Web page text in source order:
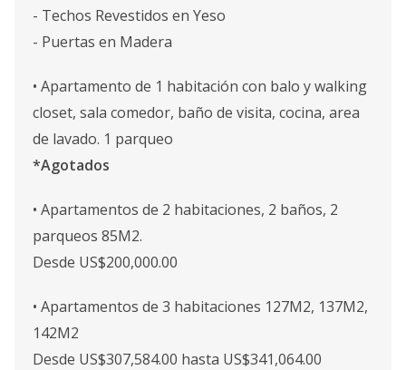
- Techos Revestidos en Yeso
- Puertas en Madera
• Apartamento de 1 habitación con balo y walking
closet, sala comedor, baño de visita, cocina, area
de lavado. 1 parqueo
*Agotados
• Apartamentos de 2 habitaciones, 2 baños, 2
parqueos 85M2.
Desde US$200,000.00
• Apartamentos de 3 habitaciones 127M2, 137M2,
142M2
Desde US$307,584.00 hasta US$341,064.00